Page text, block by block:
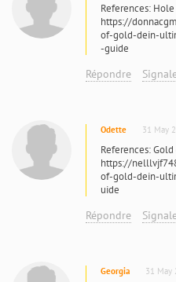
References:
https://
of-gold-dein-
-guide
Répondre
Odette 31 May
References:
https://
of-gold-dein-
uide
Répondre
Georgia 31 May